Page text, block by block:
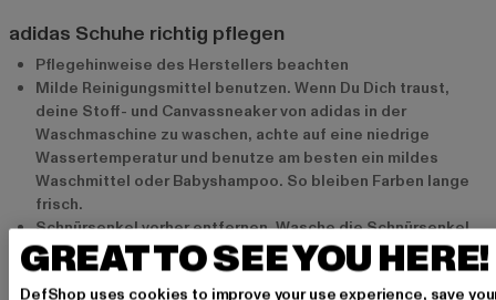
adidas Schuhe richtig pflegen
Pflegehinweise des Herstellers beachten
Milde Reinigungsmittel benutzen. Wenn Du Dich traust,
deine Stoff- und Canvassneaker von adidas in der
Waschmaschine zu waschen, achte auf eine niedrige
Wassertemperatur und benutze am besten ein mildes
Waschmittel oder Babyshampoo. So bleiben Farben lange
frisch.
Schnürsenkel vorher entfernen. Wasche die Schnürsenkel
am besten separat in einem Wäschenetz. So werden sie
wieder schön sauber und verheddern sich nicht so schnell.
GREAT TO SEE YOU HERE!
DefShop uses cookies to improve your use experience, save